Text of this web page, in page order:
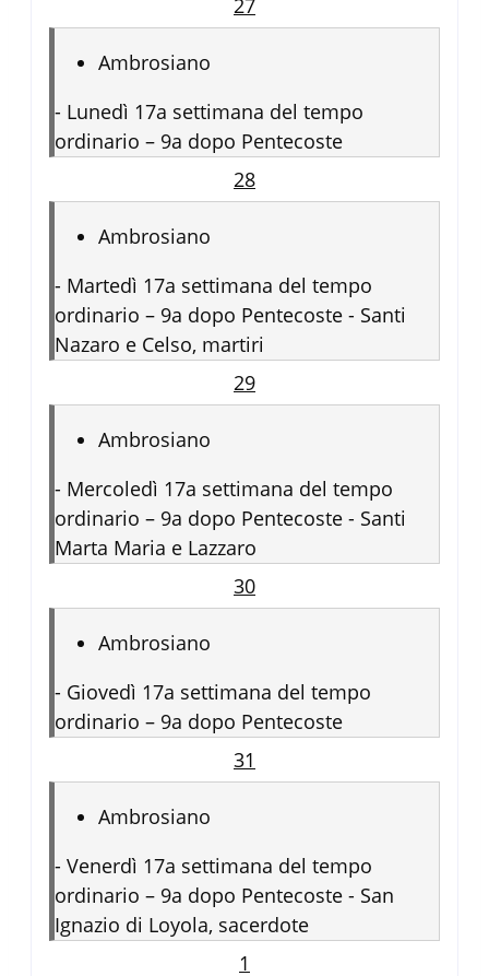
27
Ambrosiano
- Lunedì 17a settimana del tempo
ordinario – 9a dopo Pentecoste
28
Ambrosiano
- Martedì 17a settimana del tempo
ordinario – 9a dopo Pentecoste - Santi
Nazaro e Celso, martiri
29
Ambrosiano
- Mercoledì 17a settimana del tempo
ordinario – 9a dopo Pentecoste - Santi
Marta Maria e Lazzaro
30
Ambrosiano
- Giovedì 17a settimana del tempo
ordinario – 9a dopo Pentecoste
31
Ambrosiano
- Venerdì 17a settimana del tempo
ordinario – 9a dopo Pentecoste - San
Ignazio di Loyola, sacerdote
1